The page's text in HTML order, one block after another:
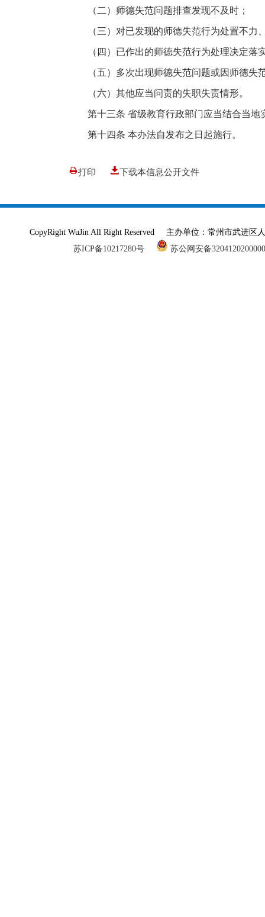
（二）师德失范问题排查发现不及时；
（三）对已发现的师德失范行为处置不
（四）已作出的师德失范行为处理决定
（五）多次出现师德失范问题或因师德失
（六）其他应当问责的失职失责情形。
第十三条 省级教育行政部门应当结合当
第十四条 本办法自发布之日起施行。
打印 下载本信息公开文件
CopyRight WuJin All Right Reserved 主办单位：常州市武进
苏ICP备10217280号
苏公网安备